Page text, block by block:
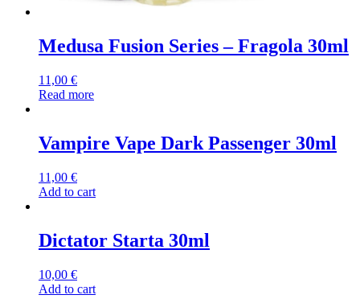
Medusa Fusion Series – Fragola 30ml
11,00 €
Read more
Vampire Vape Dark Passenger 30ml
11,00 €
Add to cart
Dictator Starta 30ml
10,00 €
Add to cart